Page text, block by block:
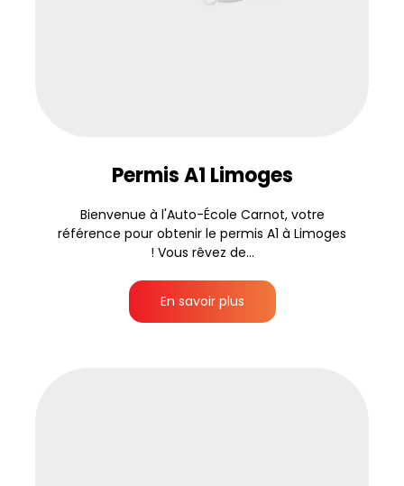
Permis A1 Limoges
Bienvenue à l'Auto-École Carnot, votre
référence pour obtenir le permis A1 à Limoges
! Vous rêvez de...
En savoir plus